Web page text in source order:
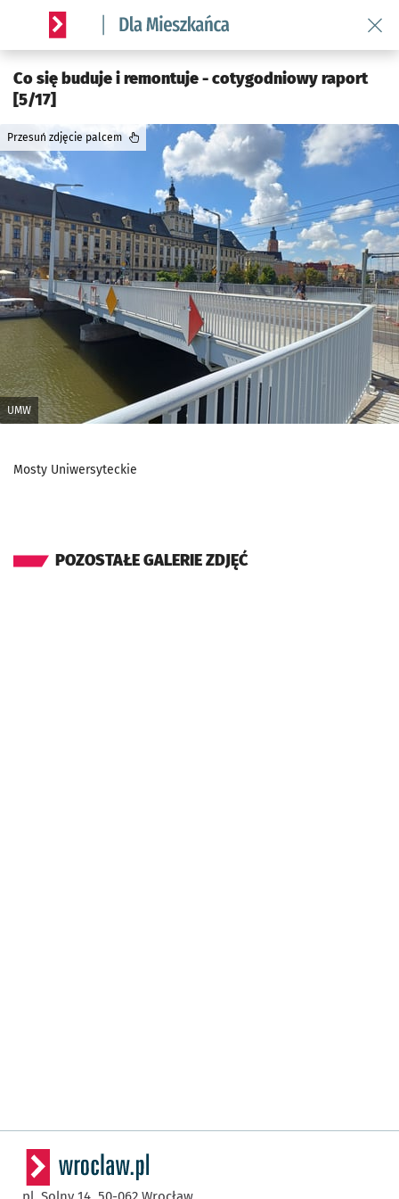
Serwis informacyjny wroclaw.pl podserwis: Dla mieszkańca
Co się buduje i remontuje - cotygodniowy raport
[5/17]
UMW
Przesuń zdjęcie palcem
Mosty Uniwersyteckie
POZOSTAŁE GALERIE ZDJĘĆ